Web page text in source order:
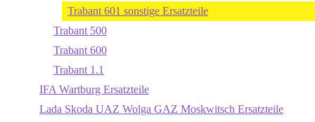
Trabant 601 sonstige Ersatzteile
Trabant 500
Trabant 600
Trabant 1.1
IFA Wartburg Ersatzteile
Lada Skoda UAZ Wolga GAZ Moskwitsch Ersatzteile